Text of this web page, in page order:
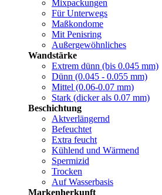
Mixpackungen
Für Unterwegs
Maßkondome
Mit Penisring
Außergewöhnliches
Wandstärke
Extrem dünn (bis 0.045 mm)
Dünn (0.045 - 0.055 mm)
Mittel (0.06-0.07 mm)
Stark (dicker als 0.07 mm)
Beschichtung
Aktverlängernd
Befeuchtet
Extra feucht
Kühlend und Wärmend
Spermizid
Trocken
Auf Wasserbasis
Markenherkunft